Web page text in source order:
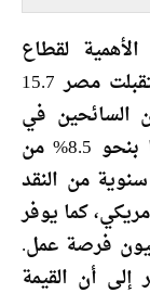
لقطاع
السياحة في مصر. ففي عام 2024، استقبلت مصر 15.7
السائحين في
تاريخها. ويسهم القطاع السياحي حاليًا بنحو 8.5% من
من النقد
مليار دولار أمريكي، كما يوفر
وغير مباشر حوالي 2.5 مليون فرصة عمل.
إلى أن القيمة